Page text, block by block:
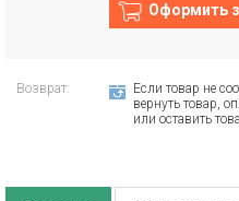
Оформить
Возврат:
Если товар не
вернуть товар,
или оставить